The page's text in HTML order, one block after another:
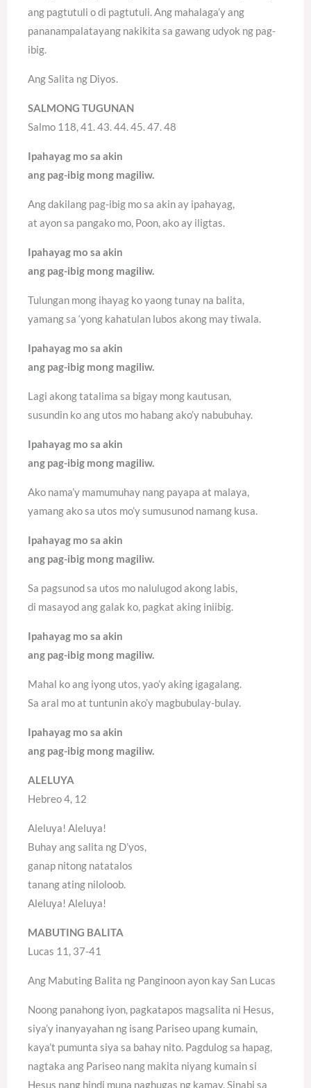
ang pagtutuli o di pagtutuli. Ang mahalaga’y ang
pananampalatayang nakikita sa gawang udyok ng pag-
ibig.
Ang Salita ng Diyos.
SALMONG TUGUNAN
Salmo 118, 41. 43. 44. 45. 47. 48
Ipahayag mo sa akin
ang pag-ibig mong magiliw.
Ang dakilang pag-ibig mo sa akin ay ipahayag,
at ayon sa pangako mo, Poon, ako ay iligtas.
Ipahayag mo sa akin
ang pag-ibig mong magiliw.
Tulungan mong ihayag ko yaong tunay na balita,
yamang sa ‘yong kahatulan lubos akong may tiwala.
Ipahayag mo sa akin
ang pag-ibig mong magiliw.
Lagi akong tatalima sa bigay mong kautusan,
susundin ko ang utos mo habang ako’y nabubuhay.
Ipahayag mo sa akin
ang pag-ibig mong magiliw.
Ako nama’y mamumuhay nang payapa at malaya,
yamang ako sa utos mo’y sumusunod namang kusa.
Ipahayag mo sa akin
ang pag-ibig mong magiliw.
Sa pagsunod sa utos mo nalulugod akong labis,
di masayod ang galak ko, pagkat aking iniibig.
Ipahayag mo sa akin
ang pag-ibig mong magiliw.
Mahal ko ang iyong utos, yao’y aking igagalang.
Sa aral mo at tuntunin ako’y magbubulay-bulay.
Ipahayag mo sa akin
ang pag-ibig mong magiliw.
ALELUYA
Hebreo 4, 12
Aleluya! Aleluya!
Buhay ang salita ng D’yos,
ganap nitong natatalos
tanang ating niloloob.
Aleluya! Aleluya!
MABUTING BALITA
Lucas 11, 37-41
Ang Mabuting Balita ng Panginoon ayon kay San Lucas
Noong panahong iyon, pagkatapos magsalita ni Hesus,
siya’y inanyayahan ng isang Pariseo upang kumain,
kaya’t pumunta siya sa bahay nito. Pagdulog sa hapag,
nagtaka ang Pariseo nang makita niyang kumain si
Hesus nang hindi muna naghugas ng kamay. Sinabi sa